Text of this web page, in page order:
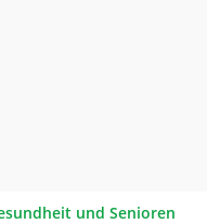
und Senioren